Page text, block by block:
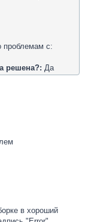
проблемам с:
решена?: Да
в хороший